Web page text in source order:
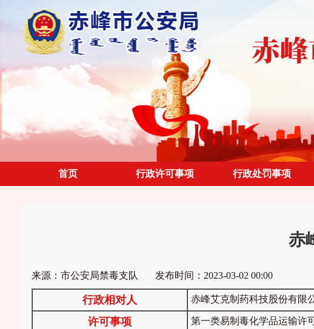
首页 行政许可事项 行政处罚事项
赤
来源：市公安局禁毒支队 发布时间：2023-03-02 00:00
行政相对人 赤峰艾克制药科技股份有限
许可事项 第一类易制毒化学品运输许